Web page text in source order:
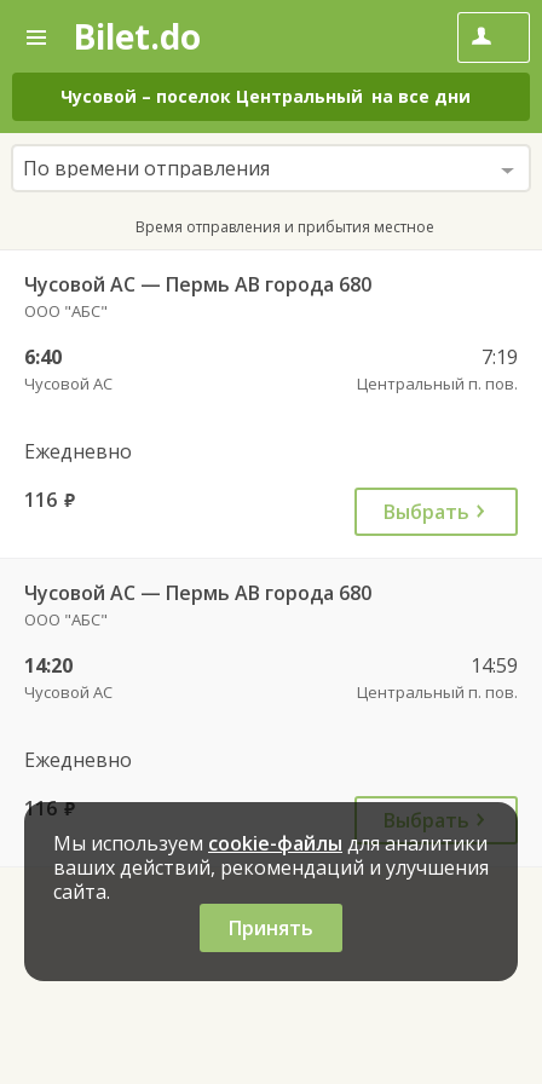
—
Поиск
и
покупка
билетов
на
автобус
онлайн
Bilet.do
Чусовой – поселок Центральный на все дни
По времени отправления
Время отправления и прибытия местное
Чусовой АС — Пермь АВ города 680
ООО "АБС"
6:40
Чусовой АС
7:19
Центральный п. пов.
Ежедневно
116 руб. Выбрать
Чусовой АС — Пермь АВ города 680
ООО "АБС"
14:20
Чусовой АС
14:59
Центральный п. пов.
Ежедневно
116 руб.
Выбрать
Мы используем cookie-файлы для аналитики
ваших действий, рекомендаций и улучшения
сайта.
Принять